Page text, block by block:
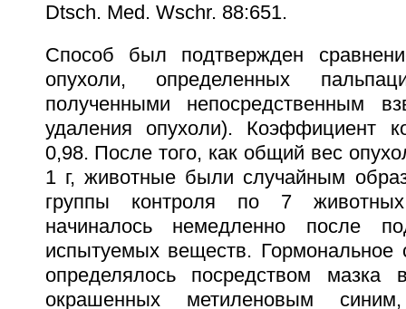
Dtsch. Med. Wschr. 88:651.
Способ был подтвержден
опухоли, определенных
полученными непосредственным
удаления опухоли). Коэффициент
0,98. После того, как общий вес
1 г, животные были случайным
группы контроля по 7
начиналось немедленно после
испытуемых веществ. Гормональное
определялось посредством мазка
окрашенных метиленовым